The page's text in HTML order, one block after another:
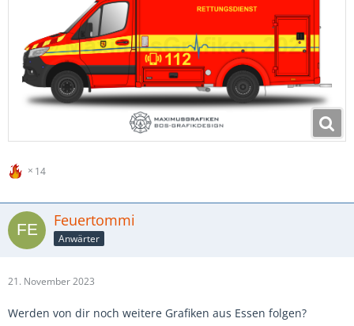
14
Feuertommi
Anwärter
21. November 2023
Werden von dir noch weitere Grafiken aus Essen folgen?